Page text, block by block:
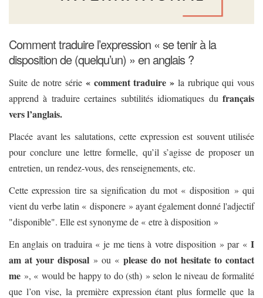
Comment traduire l’expression « se tenir à la
disposition de (quelqu’un) » en anglais ?
Suite de notre série « comment traduire » la rubrique qui vous
apprend à traduire certaines subtilités idiomatiques du français
vers l’anglais.
Placée avant les salutations, cette expression est souvent utilisée
pour conclure une lettre formelle, qu’il s’agisse de proposer un
entretien, un rendez-vous, des renseignements, etc.
Cette expression tire sa signification du mot « disposition » qui
vient du verbe latin « disponere » ayant également donné l'adjectif
"disponible". Elle est synonyme de « etre à disposition »
En anglais on traduira « je me tiens à votre disposition » par « I
am at your disposal » ou « please do not hesitate to contact
me », « would be happy to do (sth) » selon le niveau de formalité
que l’on vise, la première expression étant plus formelle que la